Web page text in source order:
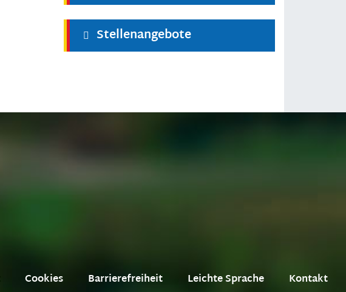
Stellenangebote
Cookies Barrierefreiheit Leichte Sprache Kontakt